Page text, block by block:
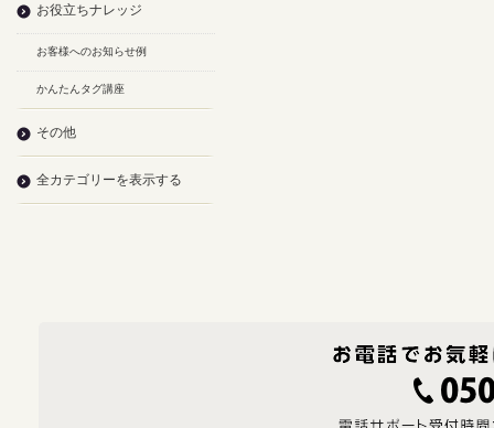
お役立ちナレッジ
お客様へのお知らせ例
かんたんタグ講座
その他
全カテゴリーを表示する